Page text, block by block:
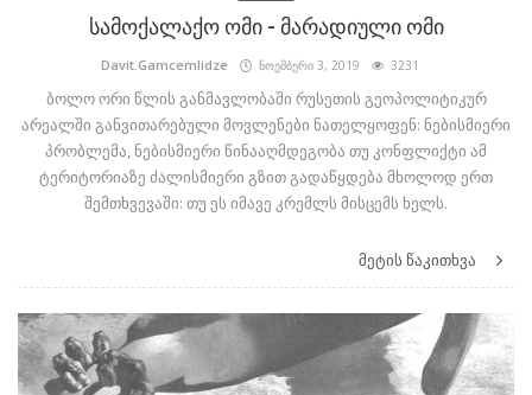
სამოქალაქო ომი - მარადიული ომი
Davit.Gamcemlidze ნოემბერი 3, 2019 3231
ბოლო ორი წლის განმავლობაში რუსეთის გეოპოლიტიკურ
არეალში განვითარებული მოვლენები ნათელყოფენ: ნებისმიერი
პრობლემა, ნებისმიერი წინააღმდეგობა თუ კონფლიქტი ამ
ტერიტორიაზე ძალისმიერი გზით გადაწყდება მხოლოდ ერთ
შემთხვევაში: თუ ეს იმავე კრემლს მისცემს ხელს.
მეტის წაკითხვა